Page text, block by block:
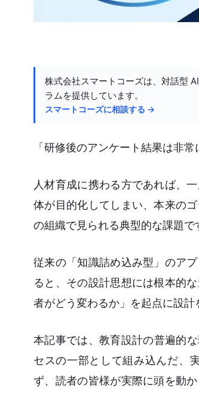
株式会社スマートコーズは、対話型
ラムを提供しています。
スマートコーズに相談する →
「研修後のアンケート結果は非
人材育成に携わる方であれば、
体が目的化してしまい、本来の
の組織で見られる典型的な課題で
従来の「知識詰め込み型」のア
ると、その設計思想には根本的
者がどう変わるか」を起点に設計
本記事では、教育設計の普遍的
セスの一部として組み込んだ、
ず、読者の皆様が実際に頭を動